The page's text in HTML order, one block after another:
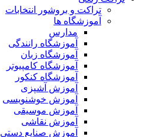
تراکت و بروشور انتخابات
آموزشگاه ها
مدارس
آموزشگاه رانندگی
آموزشگاه زبان
آموزشگاه کامپیوتر
آموزشگاه کنکور
آموزش آشپزی
آموزش خوشنویسی
آموزش موسیقی
آموزش نقاشی
آموزش صنایع دستی